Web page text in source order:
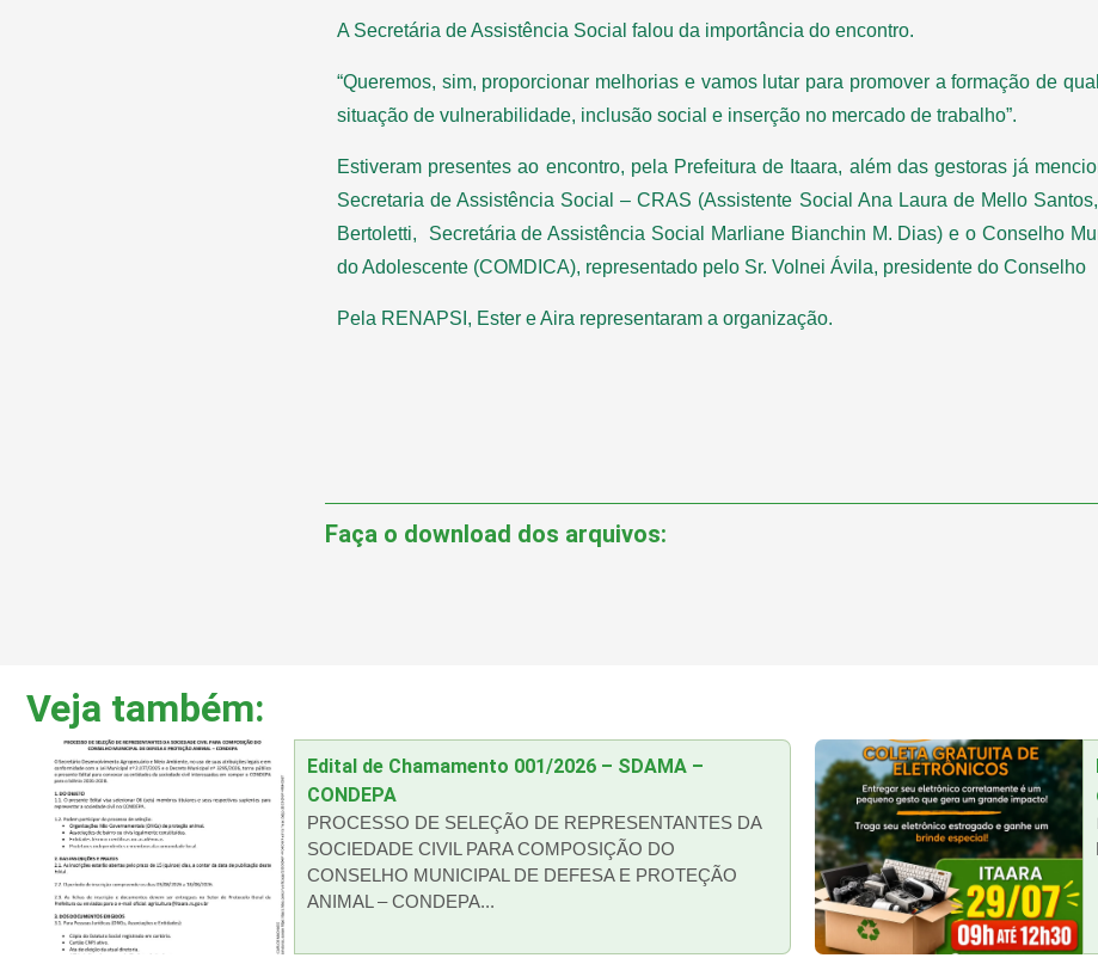
A Secretária de Assistência Social falou da importância do encontro.
“Queremos, sim, proporcionar melhorias e vamos lutar para promover a formação de
situação de vulnerabilidade, inclusão social e inserção no mercado de trabalho”.
Estiveram presentes ao encontro, pela Prefeitura de Itaara, além das gestoras já
Secretaria de Assistência Social – CRAS (Assistente Social Ana Laura de Mello
Bertoletti, Secretária de Assistência Social Marliane Bianchin M. Dias) e o Conselho
do Adolescente (COMDICA), representado pelo Sr. Volnei Ávila, presidente do Conselho
Pela RENAPSI, Ester e Aira representaram a organização.
Faça o download dos arquivos:
Veja também:
Edital de Chamamento 001/2026 – SDAMA –
CONDEPA
PROCESSO DE SELEÇÃO DE REPRESENTANTES DA
SOCIEDADE CIVIL PARA COMPOSIÇÃO DO
CONSELHO MUNICIPAL DE DEFESA E PROTEÇÃO
ANIMAL – CONDEPA...